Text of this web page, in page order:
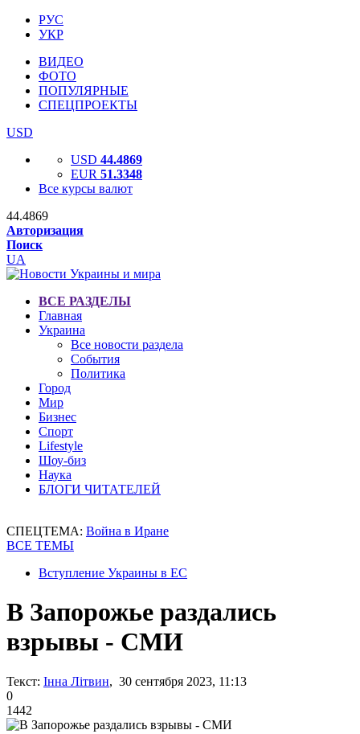
РУС
УКР
ВИДЕО
ФОТО
ПОПУЛЯРНЫЕ
СПЕЦПРОЕКТЫ
USD
USD 44.4869
EUR 51.3348
Все курсы валют
44.4869
Авторизация
Поиск
UA
ВСЕ РАЗДЕЛЫ
Главная
Украина
Все новости раздела
События
Политика
Город
Мир
Бизнес
Спорт
Lifestyle
Шоу-биз
Наука
БЛОГИ ЧИТАТЕЛЕЙ
СПЕЦТЕМА: Война в Иране
ВСЕ ТЕМЫ
Вступление Украины в ЕС
В Запорожье раздались
взрывы - СМИ
Текст: Інна Літвин, 30 сентября 2023, 11:13
0
1442